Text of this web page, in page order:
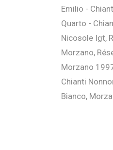
Emilio -
Quarto -
Nicosole Igt,
Morzano,
Morzano
Chianti
Bianco,